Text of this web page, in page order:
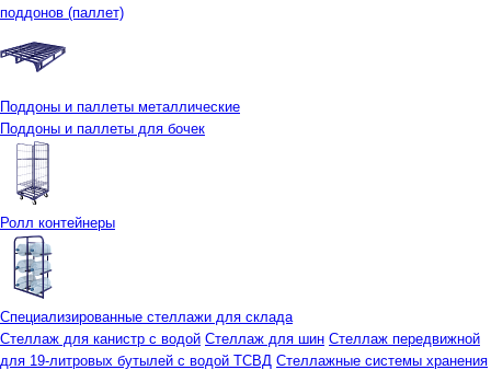
поддонов (паллет)
Поддоны и паллеты металлические
Поддоны и паллеты для бочек
Ролл контейнеры
Специализированные стеллажи для склада
Стеллаж для канистр с водой Стеллаж для шин Стеллаж передвижной
для 19-литровых бутылей с водой ТСВД Стеллажные системы хранения